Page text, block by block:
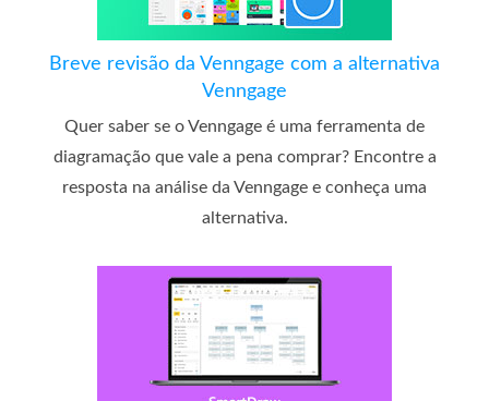
Breve revisão da Venngage com a alternativa
Venngage
Quer saber se o Venngage é uma ferramenta de
diagramação que vale a pena comprar? Encontre a
resposta na análise da Venngage e conheça uma
alternativa.